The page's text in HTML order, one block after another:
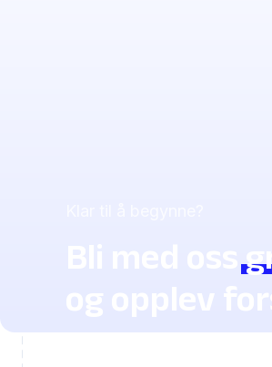
Bli med oss